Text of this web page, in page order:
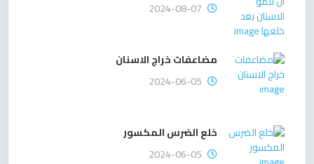
2024-08-07
مضاعفات خراج الاسنان
2024-06-05
خلع الضرس المكسور
2024-06-05